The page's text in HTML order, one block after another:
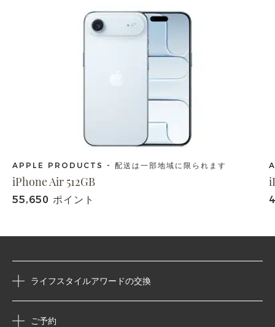
APPLE PRODUCTS - 配送は一部地域に限られます
iPhone Air 512GB
55,650 ポイント
ライフスタイルアワードの交換
ご予約